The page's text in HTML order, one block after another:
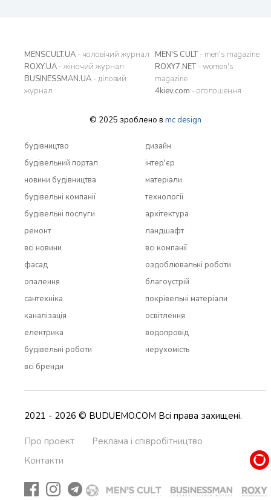
MENSCULT.UA - чоловічий журнал
ROXY.UA - жіночий журнал
BUSINESSMAN.UA - діловий
журнал
MEN'S CULT- men's magazine
ROXY7.NET- women's
magazine
4kiev.com - оголошення
© 2025 зроблено в mc design
будівництво
будівельний портал
новини будівництва
будівельні компанії
будівельні послуги
ремонт
всi новини
дизайн
інтер'єр
матеріали
технології
архітектура
ландшафт
всi компанії
фасад
опалення
сантехніка
каналізація
електрика
будівельні роботи
всi бренди
оздоблювальні роботи
благоустрій
покрівельні матеріали
освітлення
водопровід
нерухомість
2021 - 2026 © BUDUEMO.COM Всі права захищені.
Про проект
Реклама і співробітництво
Контакти